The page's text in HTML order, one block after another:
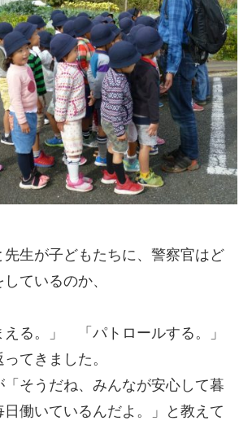
生が子どもたちに、警察官はど
ているのか、
える。」 「パトロールする。」
てきました。
そうだね、みんなが安心して暮
日働いているんだよ。」と教えて